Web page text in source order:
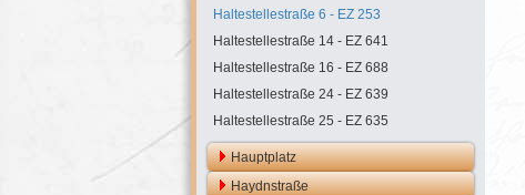
Haltestellestraße 6 - EZ 253
Haltestellestraße 14 - EZ 641
Haltestellestraße 16 - EZ 688
Haltestellestraße 24 - EZ 639
Haltestellestraße 25 - EZ 635
Hauptplatz
Haydnstraße